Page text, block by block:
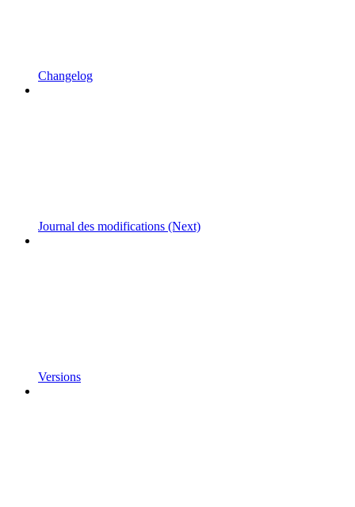
Changelog
Journal des modifications (Next)
Versions